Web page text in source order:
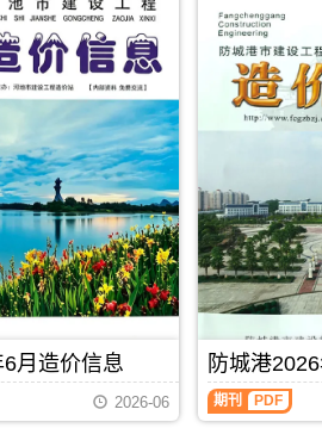
月造价信息
2026-06
防城港
防
城
期刊 PDF